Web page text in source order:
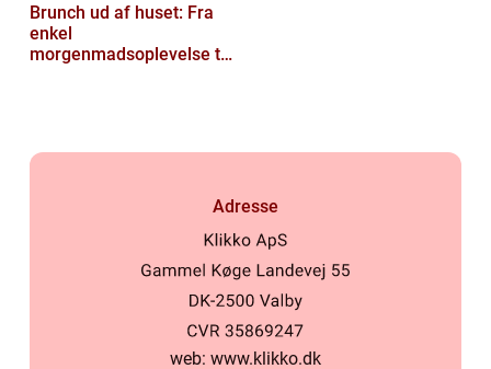
Brunch ud af huset: Fra
enkel
morgenmadsoplevelse til
Adresse
web: www.klikko.dk